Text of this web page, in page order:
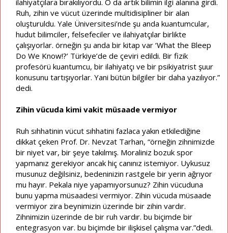
Ruh, zihin ve vücut üzerinde multidisipliner bir alan
oluşturuldu. Yale Üniversitesi’nde şu anda kuantumcular,
hudut bilimciler, felsefeciler ve ilahiyatçılar birlikte
çalışıyorlar. örneğin şu anda bir kitap var ‘What the Bleep
Do We Know!?’ Türkiye’de de çeviri edildi. Bir fizik
profesörü kuantumcu, bir ilahiyatçı ve bir psikiyatrist şuur
konusunu tartışıyorlar. Yani bütün bilgiler bir daha yazılıyor.”
dedi.
Zihin vücuda kimi vakit müsaade vermiyor
Ruh sıhhatinin vücut sıhhatini fazlaca yakın etkilediğine
dikkat çeken Prof. Dr. Nevzat Tarhan, “örneğin zihnimizde
bir niyet var, bir şeye takılmış. Moraliniz bozuk spor
yapmanız gerekiyor ancak hiç canınız istemiyor. Uykusuz
musunuz değilsiniz, bedeninizin rastgele bir yerin ağrıyor
mu hayır. Pekala niye yapamıyorsunuz? Zihin vücuduna
bunu yapma müsaadesi vermiyor. Zihin vücuda müsaade
vermiyor zira beynimizin üzerinde bir zihin vardır.
Zihnimizin üzerinde de bir ruh vardır. bu biçimde bir
entegrasyon var. bu biçimde bir ilişkisel çalışma var.”dedi.